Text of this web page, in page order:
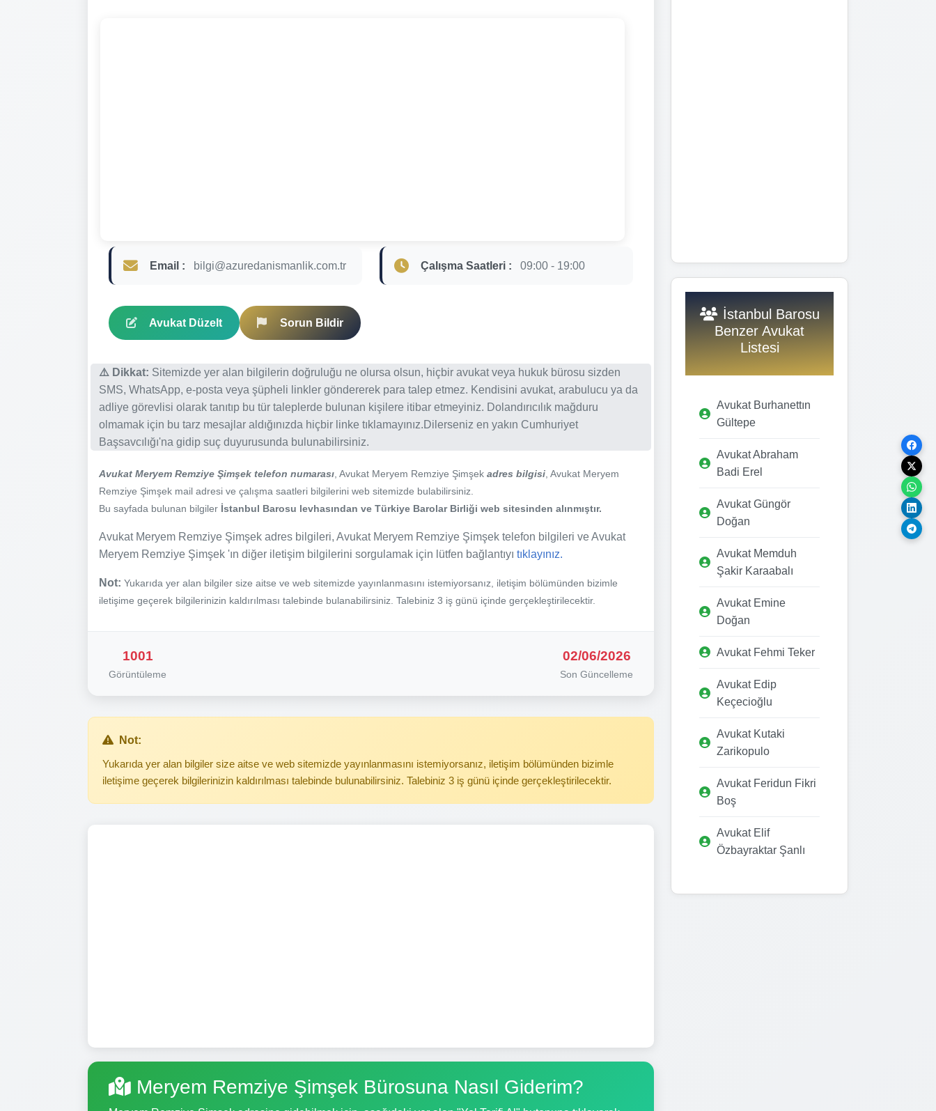
Email : bilgi@azuredanismanlik.com.tr Çalışma Saatleri : 09:00 - 19:00
Avukat Düzelt Sorun Bildir
⚠️ Dikkat: Sitemizde yer alan bilgilerin doğruluğu ne olursa olsun, hiçbir avukat veya hukuk bürosu sizden
SMS, WhatsApp, e-posta veya şüpheli linkler göndererek para talep etmez. Kendisini avukat, arabulucu ya da
adliye görevlisi olarak tanıtıp bu tür taleplerde bulunan kişilere itibar etmeyiniz. Dolandırıcılık mağduru
olmamak için bu tarz mesajlar aldığınızda hiçbir linke tıklamayınız.Dilerseniz en yakın Cumhuriyet
Başsavcılığı'na gidip suç duyurusunda bulunabilirsiniz.
Avukat Meryem Remziye Şimşek telefon numarası , Avukat Meryem Remziye Şimşek adres bilgisi , Avukat Meryem
Remziye Şimşek mail adresi ve çalışma saatleri bilgilerini web sitemizde bulabilirsiniz.
Bu sayfada bulunan bilgiler İstanbul Barosu levhasından ve Türkiye Barolar Birliği web sitesinden alınmıştır.
Avukat Meryem Remziye Şimşek adres bilgileri, Avukat Meryem Remziye Şimşek telefon bilgileri ve Avukat
Meryem Remziye Şimşek 'ın diğer iletişim bilgilerini sorgulamak için lütfen bağlantıyı tıklayınız.
Not: Yukarıda yer alan bilgiler size aitse ve web sitemizde yayınlanmasını istemiyorsanız, iletişim bölümünden bizimle
iletişime geçerek bilgilerinizin kaldırılması talebinde bulanabilirsiniz. Talebiniz 3 iş günü içinde gerçekleştirilecektir.
1001
Görüntüleme
02/06/2026
Son Güncelleme
Not:
Yukarıda yer alan bilgiler size aitse ve web sitemizde yayınlanmasını istemiyorsanız, iletişim bölümünden bizimle
iletişime geçerek bilgilerinizin kaldırılması talebinde bulunabilirsiniz. Talebiniz 3 iş günü içinde gerçekleştirilecektir.
Meryem Remziye Şimşek Bürosuna Nasıl Giderim?
İstanbul Barosu
Benzer Avukat
Listesi
Avukat Burhanettın
Gültepe
Avukat Abraham
Badi Erel
Avukat Güngör
Doğan
Avukat Memduh
Şakir Karaabalı
Avukat Emine
Doğan
Avukat Fehmi Teker
Avukat Edip
Keçecioğlu
Avukat Kutaki
Zarikopulo
Avukat Feridun Fikri
Boş
Avukat Elif
Özbayraktar Şanlı